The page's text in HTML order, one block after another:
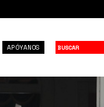
APÓYANOS